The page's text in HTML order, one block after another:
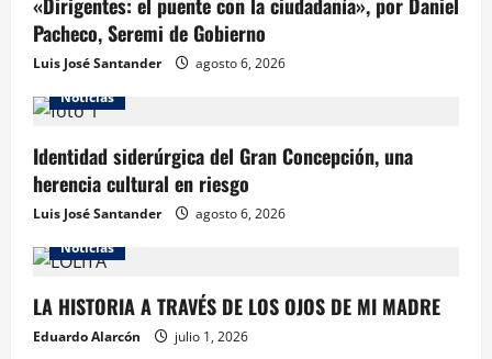
Pacheco, Seremi de Gobierno
Luis José Santander
agosto 6, 2026
Noticias
Identidad siderúrgica del Gran Concepción, una
herencia cultural en riesgo
Luis José Santander
agosto 6, 2026
Noticias
LA HISTORIA A TRAVÉS DE LOS OJOS DE MI MADRE
Eduardo Alarcón
julio 1, 2026